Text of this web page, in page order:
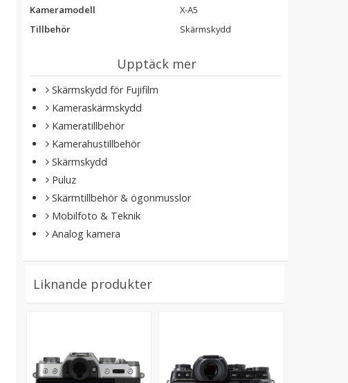
Kameramodell
X-A5
Tillbehör
Skärmskydd
Upptäck mer
Skärmskydd för Fujifilm
Kameraskärmskydd
Kameratillbehör
Kamerahustillbehör
Skärmskydd
Puluz
Skärmtillbehör & ögonmusslor
Mobilfoto & Teknik
Analog kamera
Liknande produkter